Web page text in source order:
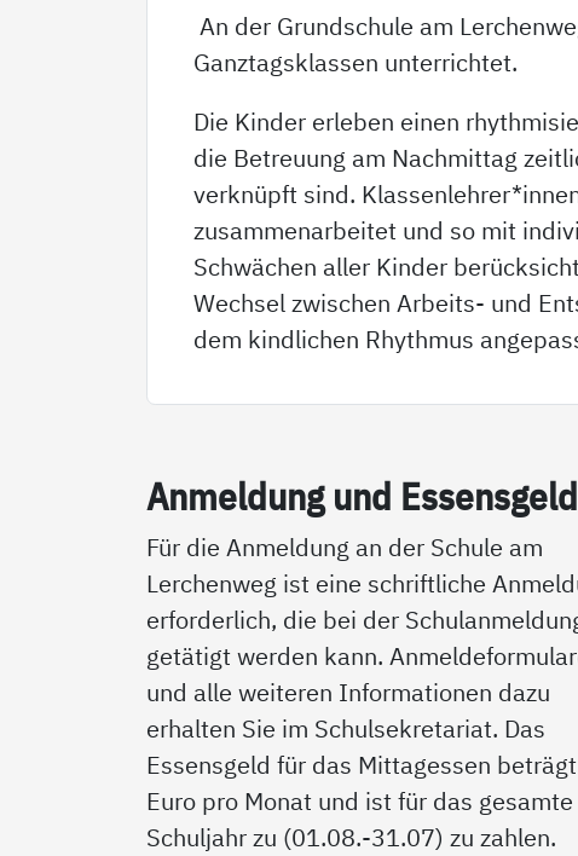
An der Grundschule am
Ganztagsklassen unterrichtet.
Die Kinder erleben einen
die Betreuung am Nachmittag
verknüpft sind.
zusammenarbeitet und so mit
Schwächen aller Kinder
Wechsel zwischen Arbeits- und
dem kindlichen Rhythmus
An­mel­dung und Es­sens­geld
Für die Anmeldung an der Schule am
Lerchenweg ist eine schriftliche
erforderlich, die bei der
getätigt werden kann.
und alle weiteren Informationen dazu
erhalten Sie im Schulsekretariat. Das
Essensgeld für das Mittagessen
Euro pro Monat und ist für das gesamte
Schuljahr zu (01.08.-31.07) zu zahlen.